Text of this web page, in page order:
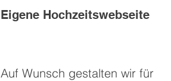
Eigene Hochzeitswebseite
Auf Wunsch gestalten wir für